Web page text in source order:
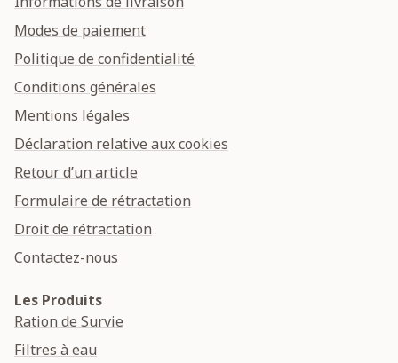
Modes de paiement
Politique de confidentialité
Conditions générales
Mentions légales
Déclaration relative aux cookies
Retour d’un article
Formulaire de rétractation
Droit de rétractation
Contactez-nous
Les Produits
Ration de Survie
Filtres à eau